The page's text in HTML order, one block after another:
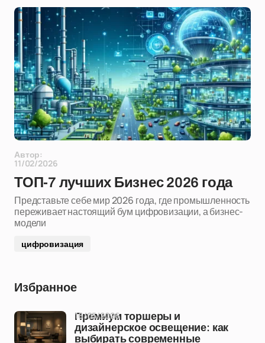
Автор:
11/02/2026
ТОП-7 лучших Бизнес 2026 года
Представьте себе мир 2026 года, где промышленность
переживает настоящий бум цифровизации, а бизнес-
модели
цифровизация
Избранное
Премиум торшеры и
дизайнерское освещение: как
выбирать современные
16/05/2026